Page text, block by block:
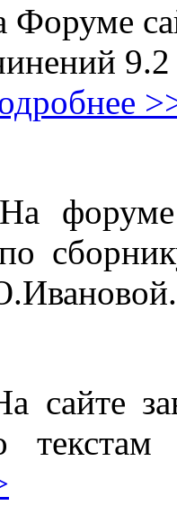
Форуме
форуме
сайте